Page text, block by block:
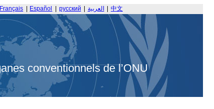
Français Español русский العربية 中文
conventionnels de l’ONU